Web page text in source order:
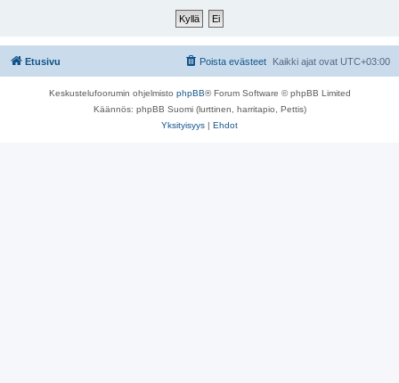
Etusivu Kaikki ajat ovat UTC+03:00
Poista evästeet
Keskustelufoorumin ohjelmisto phpBB® Forum Software © phpBB Limited
Käännös: phpBB Suomi (lurttinen, harritapio, Pettis)
Yksityisyys | Ehdot